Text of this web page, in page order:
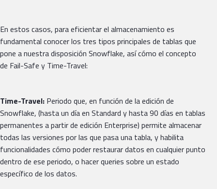
En estos casos, para eficientar el almacenamiento es
fundamental conocer los tres tipos principales de tablas que
pone a nuestra disposición Snowflake, así cómo el concepto
de Fail-Safe y Time-Travel:
Time-Travel: Periodo que, en función de la edición de
Snowflake, (hasta un día en Standard y hasta 90 días en tablas
permanentes a partir de edición Enterprise) permite almacenar
todas las versiones por las que pasa una tabla, y habilita
funcionalidades cómo poder restaurar datos en cualquier punto
dentro de ese periodo, o hacer queries sobre un estado
específico de los datos.